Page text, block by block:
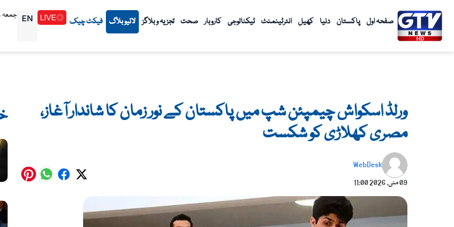
صفحہ اول پاکستان دنیا کھیل انٹرٹینمنٹ ٹیکنالوجی کاروبار صحت تجزیہ و بلاگز لائیو بلاگ فیکٹ چیک LIVE
EN جمعہ 1448/02/24هـ (07-08-2026م)
ورلڈ اسکواش چیمپئن شپ میں پاکستان کے نور زمان کا شاندار آغاز،
مصری کھلاڑی کو شکست
WebDesk
09 مئی, 2026
11:00